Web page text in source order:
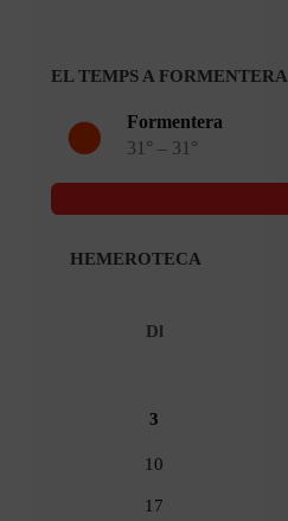
EL TEMPS A FORMENTERA
Formentera
31° – 31°
HEMEROTECA
Dl
3
10
17